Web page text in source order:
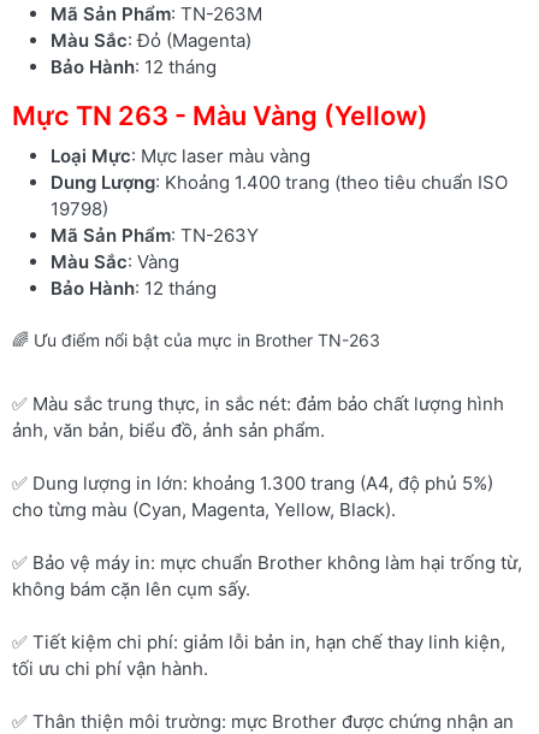
Mã Sản Phẩm: TN-263M
Màu Sắc: Đỏ (Magenta)
Bảo Hành: 12 tháng
Mực TN 263 - Màu Vàng (Yellow)
Loại Mực: Mực laser màu vàng
Dung Lượng: Khoảng 1.400 trang (theo tiêu chuẩn ISO
19798)
Mã Sản Phẩm: TN-263Y
Màu Sắc: Vàng
Bảo Hành: 12 tháng
🌈 Ưu điểm nổi bật của mực in Brother TN-263
✅ Màu sắc trung thực, in sắc nét: đảm bảo chất lượng hình
ảnh, văn bản, biểu đồ, ảnh sản phẩm.
✅ Dung lượng in lớn: khoảng 1.300 trang (A4, độ phủ 5%)
cho từng màu (Cyan, Magenta, Yellow, Black).
✅ Bảo vệ máy in: mực chuẩn Brother không làm hại trống từ,
không bám cặn lên cụm sấy.
✅ Tiết kiệm chi phí: giảm lỗi bản in, hạn chế thay linh kiện,
tối ưu chi phí vận hành.
✅ Thân thiện môi trường: mực Brother được chứng nhận an